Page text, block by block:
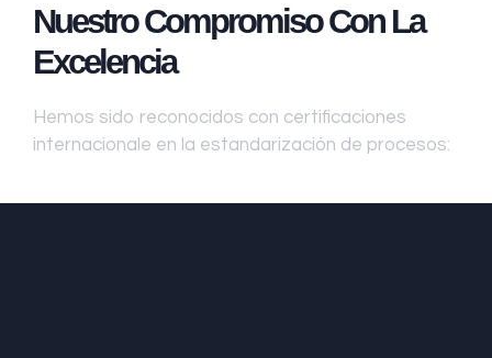
Nuestro Compromiso Con La
Excelencia
Hemos sido reconocidos con certificaciones
internacionale en la estandarización de procesos: